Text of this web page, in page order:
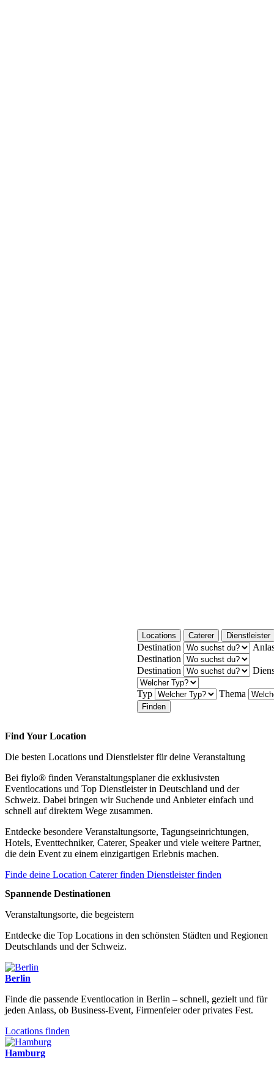
Locations Caterer Dienstleister
Destination
Destination
Destination
Typ Thema
Finden
Find Your Location
Die besten Locations und Dienstleister für deine Veranstaltung
Bei fiylo® finden Veranstaltungsplaner die exklusivsten
Eventlocations und Top Dienstleister in Deutschland und der
Schweiz. Dabei bringen wir Suchende und Anbieter einfach und
schnell auf direktem Wege zusammen.
Entdecke besondere Veranstaltungsorte, Tagungseinrichtungen,
Hotels, Eventtechniker, Caterer, Speaker und viele weitere Partner,
die dein Event zu einem einzigartigen Erlebnis machen.
Finde deine Location Caterer finden Dienstleister finden
Spannende Destinationen
Veranstaltungsorte, die begeistern
Entdecke die Top Locations in den schönsten Städten und Regionen
Deutschlands und der Schweiz.
Berlin
Finde die passende Eventlocation in Berlin – schnell, gezielt und für
jeden Anlass, ob Business-Event, Firmenfeier oder privates Fest.
Locations finden
Hamburg